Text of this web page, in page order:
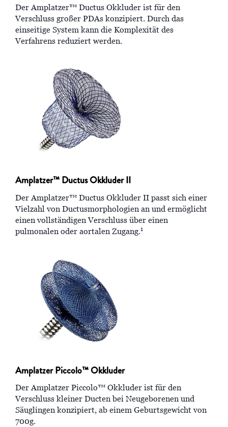
Der Amplatzer™ Ductus Okkluder ist für den
Verschluss großer PDAs konzipiert. Durch das
einseitige System kann die Komplexität des
Verfahrens reduziert werden.
Amplatzer™ Ductus Okkluder II
Der Amplatzer™ Ductus Okkluder II passt sich einer
Vielzahl von Ductusmorphologien an und ermöglicht
einen vollständigen Verschluss über einen
pulmonalen oder aortalen Zugang.1
Amplatzer Piccolo™ Okkluder
Der Amplatzer Piccolo™ Okkluder ist für den
Verschluss kleiner Ducten bei Neugeborenen und
Säuglingen konzipiert, ab einem Geburtsgewicht von
700g.